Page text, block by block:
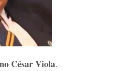
César Viola.